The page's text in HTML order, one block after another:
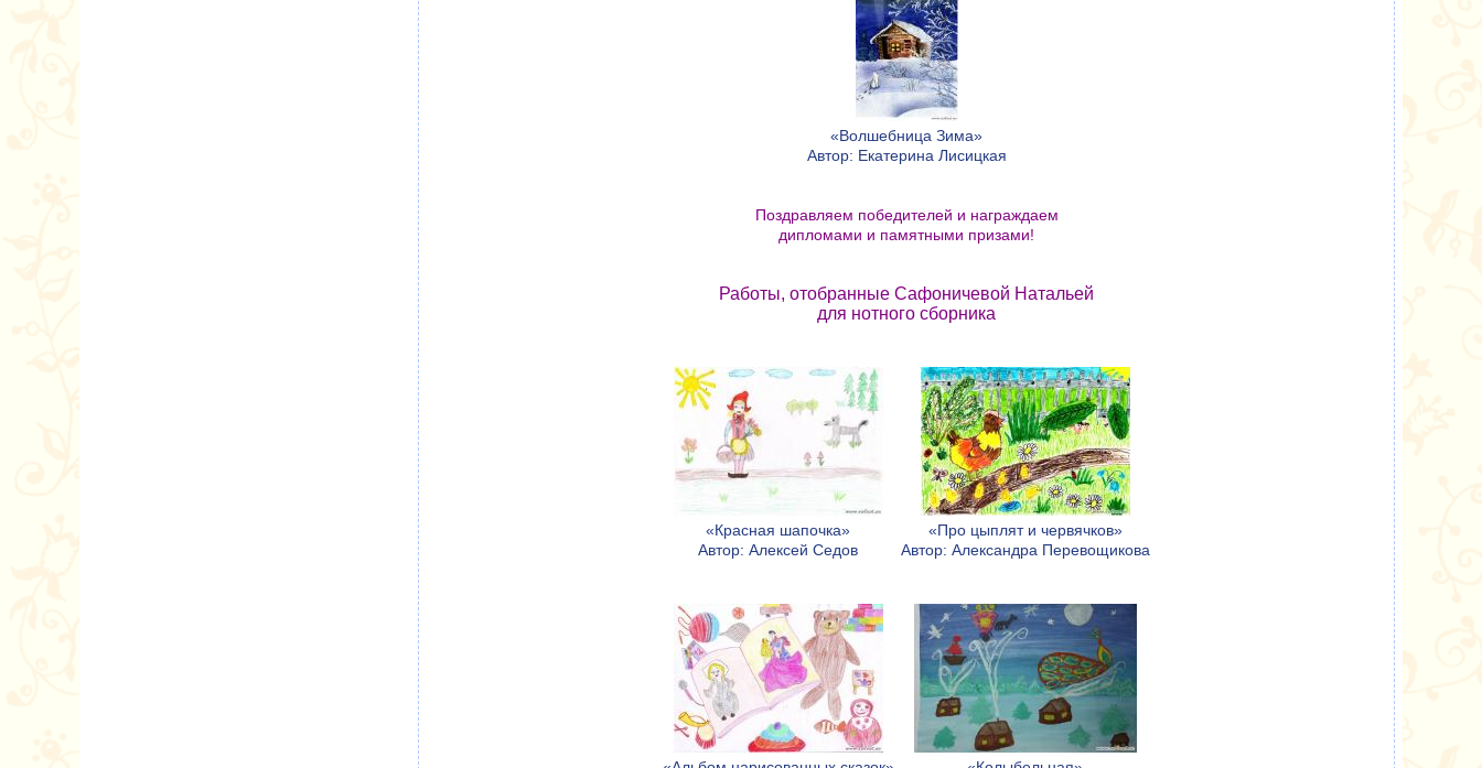
«Волшебница Зима»
Автор: Екатерина Лисицкая
Поздравляем победителей и награждаем
дипломами и памятными призами!
Работы, отобранные Сафоничевой Натальей
для нотного сборника
«Красная шапочка»
Автор: Алексей Седов
«Про цыплят и червячков»
Автор: Александра Перевощикова